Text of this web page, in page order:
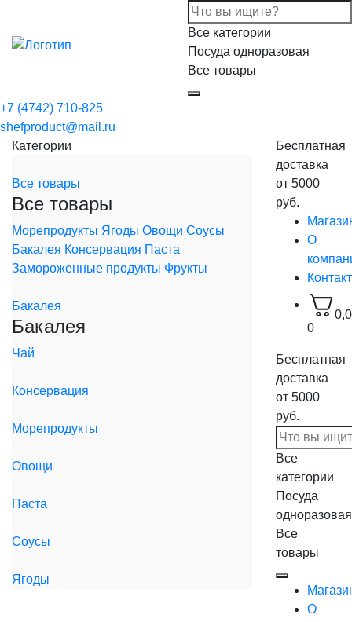
Все категории
Посуда одноразовая
Все товары
+7 (4742) 710-825
shefproduct@mail.ru
Категории
Все товары
Все товары
Морепродукты Ягоды Овощи Соусы
Бакалея Консервация Паста
Замороженные продукты Фрукты
Бакалея
Бакалея
Чай
Консервация
Морепродукты
Овощи
Паста
Соусы
Ягоды
Бесплатная
доставка
от 5000
руб.
О
0
Бесплатная
доставка
от 5000
руб.
Все
категории
Посуда
одноразовая
Все
товары
О